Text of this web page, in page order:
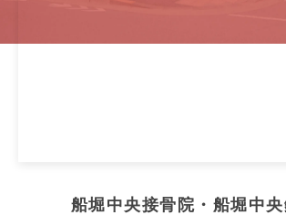
船堀中央接骨院・船堀中